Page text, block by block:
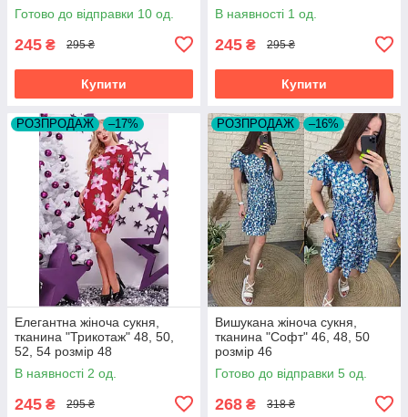
Готово до відправки 10 од.
245 ₴ 295 ₴
Купити
В наявності 1 од.
245 ₴ 295 ₴
Купити
РОЗПРОДАЖ –17%
Елегантна жіноча сукня,
тканина "Трикотаж" 48, 50,
52, 54 розмір 48
В наявності 2 од.
245 ₴ 295 ₴
РОЗПРОДАЖ –16%
Вишукана жіноча сукня,
тканина "Софт" 46, 48, 50
розмір 46
Готово до відправки 5 од.
268 ₴ 318 ₴